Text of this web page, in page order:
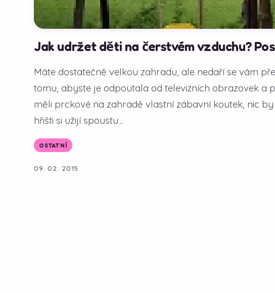
Jak udržet děti na čerstvém vzduchu?
Máte dostatečně velkou zahradu, ale nedaří se vám
tomu, abyste je odpoutala od televizních obrazovek a
měli prckové na zahradě vlastní zábavní koutek, nic
hřišti si užijí spoustu...
OSTATNÍ
09. 02. 2015